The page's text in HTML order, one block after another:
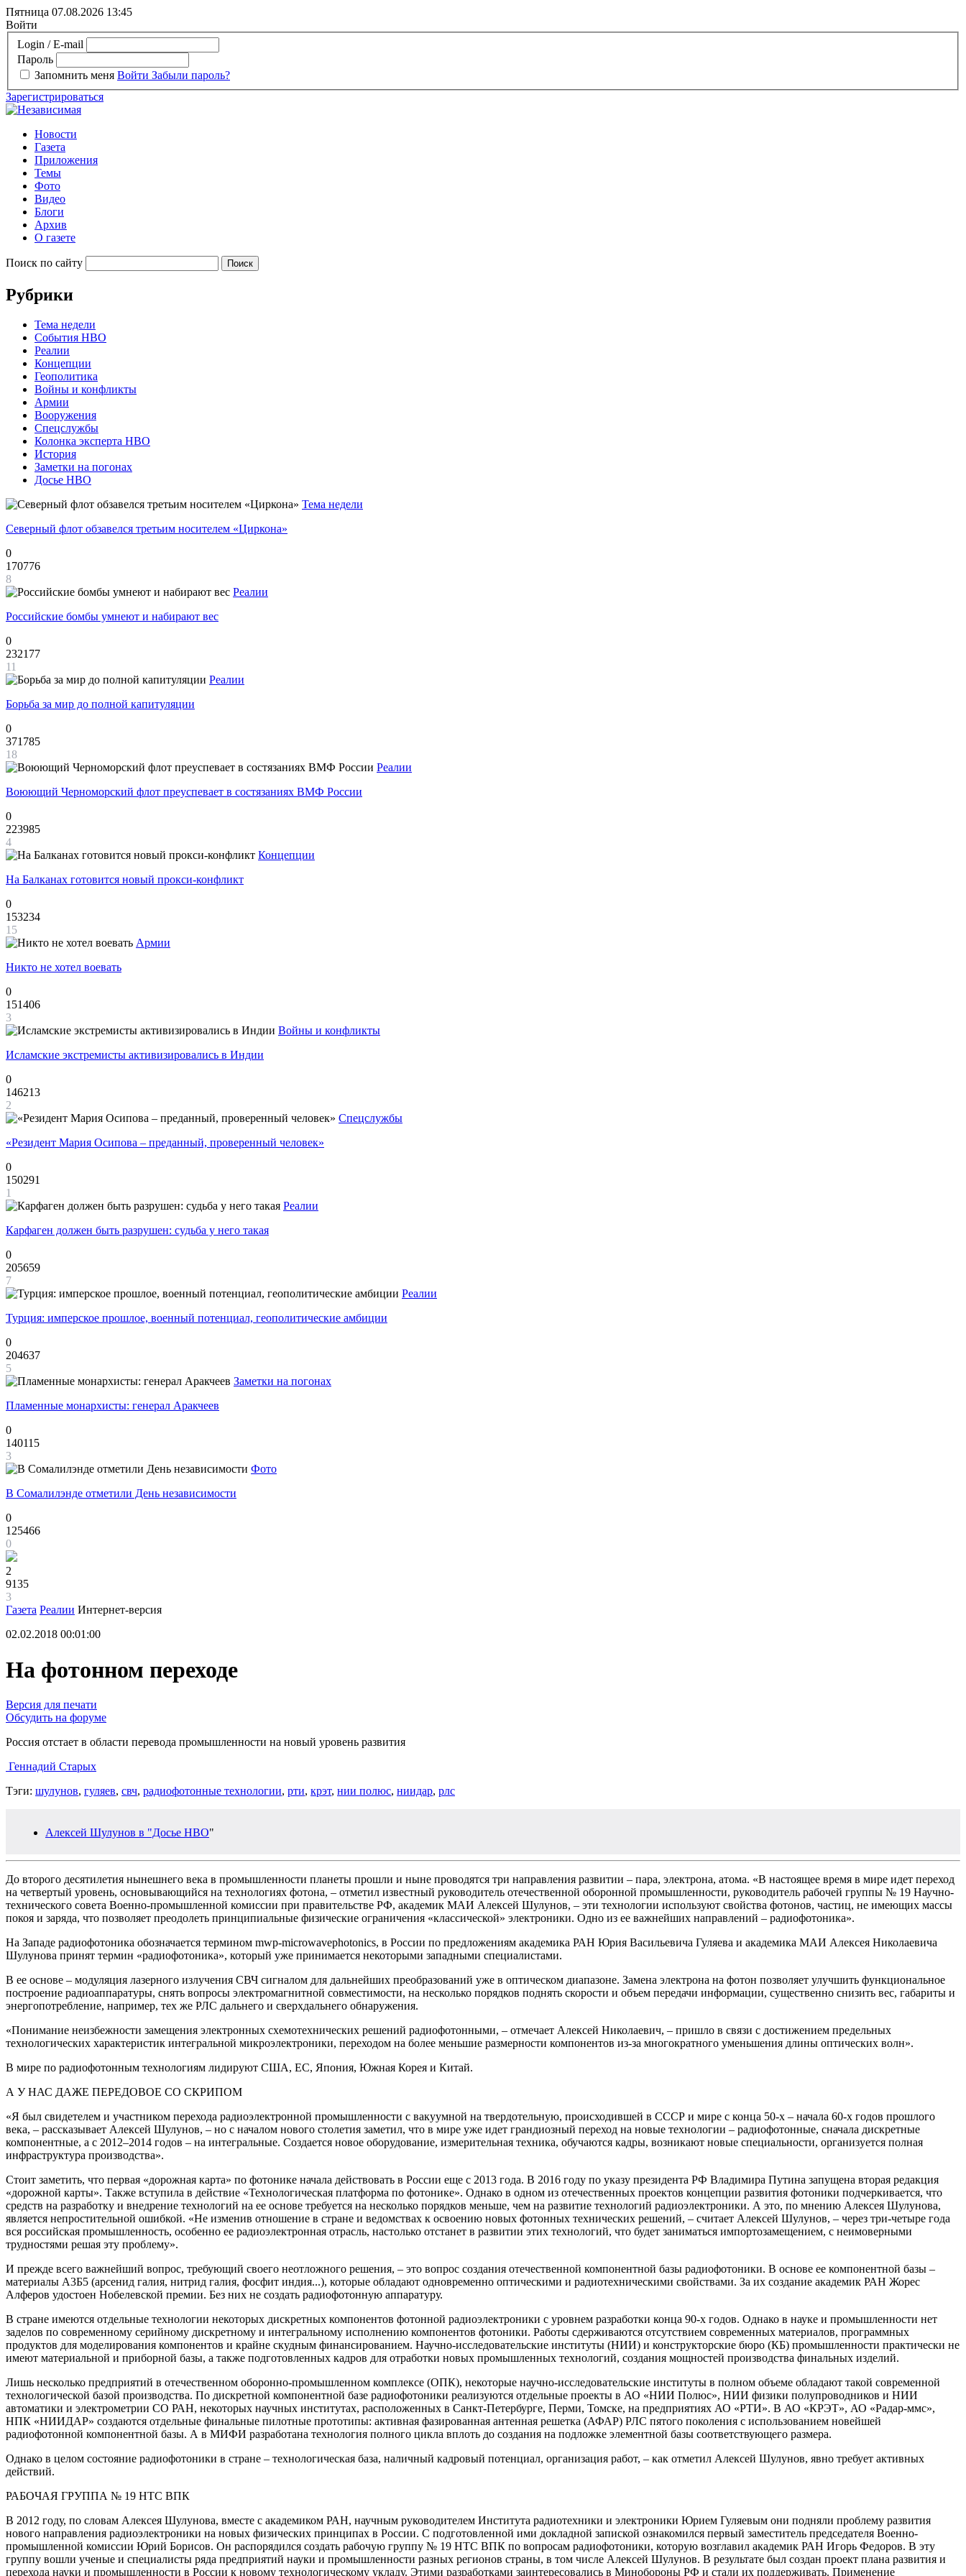
Пятница 07.08.2026 13:45
Войти
Login / E-mail
Пароль
Запомнить меня Войти Забыли пароль?
Зарегистрироваться
Новости
Газета
Приложения
Темы
Фото
Видео
Блоги
Архив
О газете
Поиск по сайту
Рубрики
Тема недели
События НВО
Реалии
Концепции
Геополитика
Войны и конфликты
Армии
Вооружения
Спецслужбы
Колонка эксперта НВО
История
Заметки на погонах
Досье НВО
Тема недели
Северный флот обзавелся третьим носителем «Циркона»
0
170776
8
Реалии
Российские бомбы умнеют и набирают вес
0
232177
11
Реалии
Борьба за мир до полной капитуляции
0
371785
18
Реалии
Воюющий Черноморский флот преуспевает в состязаниях ВМФ России
0
223985
4
Концепции
На Балканах готовится новый прокси-конфликт
0
153234
15
Армии
Никто не хотел воевать
0
151406
3
Войны и конфликты
Исламские экстремисты активизировались в Индии
0
146213
2
Спецслужбы
«Резидент Мария Осипова – преданный, проверенный человек»
0
150291
1
Реалии
Карфаген должен быть разрушен: судьба у него такая
0
205659
7
Реалии
Турция: имперское прошлое, военный потенциал, геополитические амбиции
0
204637
5
Заметки на погонах
Пламенные монархисты: генерал Аракчеев
0
140115
3
Фото
В Сомалилэнде отметили День независимости
0
125466
0
2
9135
3
Газета Реалии Интернет-версия
02.02.2018 00:01:00
На фотонном переходе
Версия для печати
Обсудить на форуме
Россия отстает в области перевода промышленности на новый уровень развития
Геннадий Старых
Тэги: шулунов, гуляев, свч, радиофотонные технологии, рти, крэт, нии полюс, ниидар, рлс
Алексей Шулунов в "Досье НВО"
До второго десятилетия нынешнего века в промышленности планеты прошли и ныне проводятся три направления развитии – пара, электрона, атома. «В настоящее время в мире идет переход
на четвертый уровень, основывающийся на технологиях фотона, – отметил известный руководитель отечественной оборонной промышленности, руководитель рабочей группы № 19 Научно-
технического совета Военно-промышленной комиссии при правительстве РФ, академик МАИ Алексей Шулунов, – эти технологии используют свойства фотонов, частиц, не имеющих массы
покоя и заряда, что позволяет преодолеть принципиальные физические ограничения «классической» электроники. Одно из ее важнейших направлений – радиофотоника».
На Западе радиофотоника обозначается термином mwp-microwavephotonics, в России по предложениям академика РАН Юрия Васильевича Гуляева и академика МАИ Алексея Николаевича
Шулунова принят термин «радиофотоника», который уже принимается некоторыми западными специалистами.
В ее основе – модуляция лазерного излучения СВЧ сигналом для дальнейших преобразований уже в оптическом диапазоне. Замена электрона на фотон позволяет улучшить функциональное
построение радиоаппаратуры, снять вопросы электромагнитной совместимости, на несколько порядков поднять скорости и объем передачи информации, существенно снизить вес, габариты и
энергопотребление, например, тех же РЛС дальнего и сверхдальнего обнаружения.
«Понимание неизбежности замещения электронных схемотехнических решений радиофотонными, – отмечает Алексей Николаевич, – пришло в связи с достижением предельных
технологических характеристик интегральной микроэлектроники, переходом на более меньшие размерности компонентов из-за многократного уменьшения длины оптических волн».
В мире по радиофотонным технологиям лидируют США, ЕС, Япония, Южная Корея и Китай.
А У НАС ДАЖЕ ПЕРЕДОВОЕ СО СКРИПОМ
«Я был свидетелем и участником перехода радиоэлектронной промышленности с вакуумной на твердотельную, происходившей в СССР и мире с конца 50-х – начала 60-х годов прошлого
века, – рассказывает Алексей Шулунов, – но с началом нового столетия заметил, что в мире уже идет грандиозный переход на новые технологии – радиофотонные, сначала дискретные
компонентные, а с 2012–2014 годов – на интегральные. Создается новое оборудование, измерительная техника, обучаются кадры, возникают новые специальности, организуется полная
инфраструктура производства».
Стоит заметить, что первая «дорожная карта» по фотонике начала действовать в России еще с 2013 года. В 2016 году по указу президента РФ Владимира Путина запущена вторая редакция
«дорожной карты». Также вступила в действие «Технологическая платформа по фотонике». Однако в одном из отечественных проектов концепции развития фотоники подчеркивается, что
средств на разработку и внедрение технологий на ее основе требуется на несколько порядков меньше, чем на развитие технологий радиоэлектроники. А это, по мнению Алексея Шулунова,
является непростительной ошибкой. «Не изменив отношение в стране и ведомствах к освоению новых фотонных технических решений, – считает Алексей Шулунов, – через три-четыре года
вся российская промышленность, особенно ее радиоэлектронная отрасль, настолько отстанет в развитии этих технологий, что будет заниматься импортозамещением, с неимоверными
трудностями решая эту проблему».
И прежде всего важнейший вопрос, требующий своего неотложного решения, – это вопрос создания отечественной компонентной базы радиофотоники. В основе ее компонентной базы –
материалы А3Б5 (арсенид галия, нитрид галия, фосфит индия...), которые обладают одновременно оптическими и радиотехническими свойствами. За их создание академик РАН Жорес
Алферов удостоен Нобелевской премии. Без них не создать радиофотонную аппаратуру.
В стране имеются отдельные технологии некоторых дискретных компонентов фотонной радиоэлектроники с уровнем разработки конца 90-х годов. Однако в науке и промышленности нет
заделов по современному серийному дискретному и интегральному исполнению компонентов фотоники. Работы сдерживаются отсутствием современных материалов, программных
продуктов для моделирования компонентов и крайне скудным финансированием. Научно-исследовательские институты (НИИ) и конструкторские бюро (КБ) промышленности практически не
имеют материальной и приборной базы, а также подготовленных кадров для отработки новых промышленных технологий, создания мощностей производства финальных изделий.
Лишь несколько предприятий в отечественном оборонно-промышленном комплексе (ОПК), некоторые научно-исследовательские институты в полном объеме обладают такой современной
технологической базой производства. По дискретной компонентной базе радиофотоники реализуются отдельные проекты в АО «НИИ Полюс», НИИ физики полупроводников и НИИ
автоматики и электрометрии СО РАН, некоторых научных институтах, расположенных в Санкт-Петербурге, Перми, Томске, на предприятиях АО «РТИ». В АО «КРЭТ», АО «Радар-ммс»,
НПК «НИИДАР» создаются отдельные финальные пилотные прототипы: активная фазированная антенная решетка (АФАР) РЛС пятого поколения с использованием новейшей
радиофотонной компонентной базы. А в МИФИ разработана технология полного цикла вплоть до создания на подложке элементной базы соответствующего размера.
Однако в целом состояние радиофотоники в стране – технологическая база, наличный кадровый потенциал, организация работ, – как отметил Алексей Шулунов, явно требует активных
действий.
РАБОЧАЯ ГРУППА № 19 НТС ВПК
В 2012 году, по словам Алексея Шулунова, вместе с академиком РАН, научным руководителем Института радиотехники и электроники Юрием Гуляевым они подняли проблему развития
нового направления радиоэлектроники на новых физических принципах в России. С подготовленной ими докладной запиской ознакомился первый заместитель председателя Военно-
промышленной комиссии Юрий Борисов. Он распорядился создать рабочую группу № 19 НТС ВПК по вопросам радиофотоники, которую возглавил академик РАН Игорь Федоров. В эту
группу вошли ученые и специалисты ряда предприятий науки и промышленности разных регионов страны, в том числе Алексей Шулунов. В результате был создан проект плана развития и
перехода науки и промышленности в России к новому технологическому укладу. Этими разработками заинтересовались в Минобороны РФ и стали их поддерживать. Применение